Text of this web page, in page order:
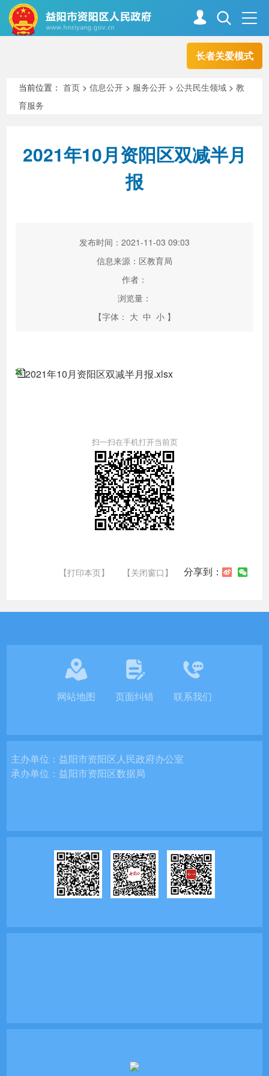
长者关爱模式
走进资阳
新闻中心 解读回应
高效办成一件事
当前位置：首页 >信息公开 > 服务公开 >公共民生领域 >教
育服务
2021年10月资阳区双减半月
报
发布时间：2021-11-03 09:03
信息来源：区教育局
作者：
浏览量：
【字体： 大 中 小 】
2021年10月资阳区双减半月报.xlsx
扫一扫在手机打开当前页
【打印本页】 【关闭窗口】 分享到：
网站地图 页面纠错 联系我们
主办单位：益阳市资阳区人民政府办公室
承办单位：益阳市资阳区数据局